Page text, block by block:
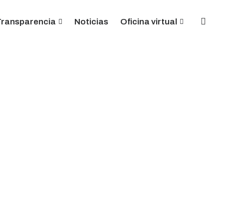
Noticias Oficina virtual